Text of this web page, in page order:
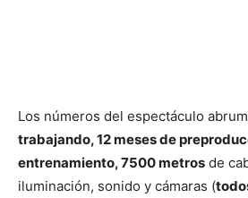
Los números del espectáculo
trabajando, 12 meses de
entrenamiento, 7500 metros de
iluminación, sonido y cámaras (